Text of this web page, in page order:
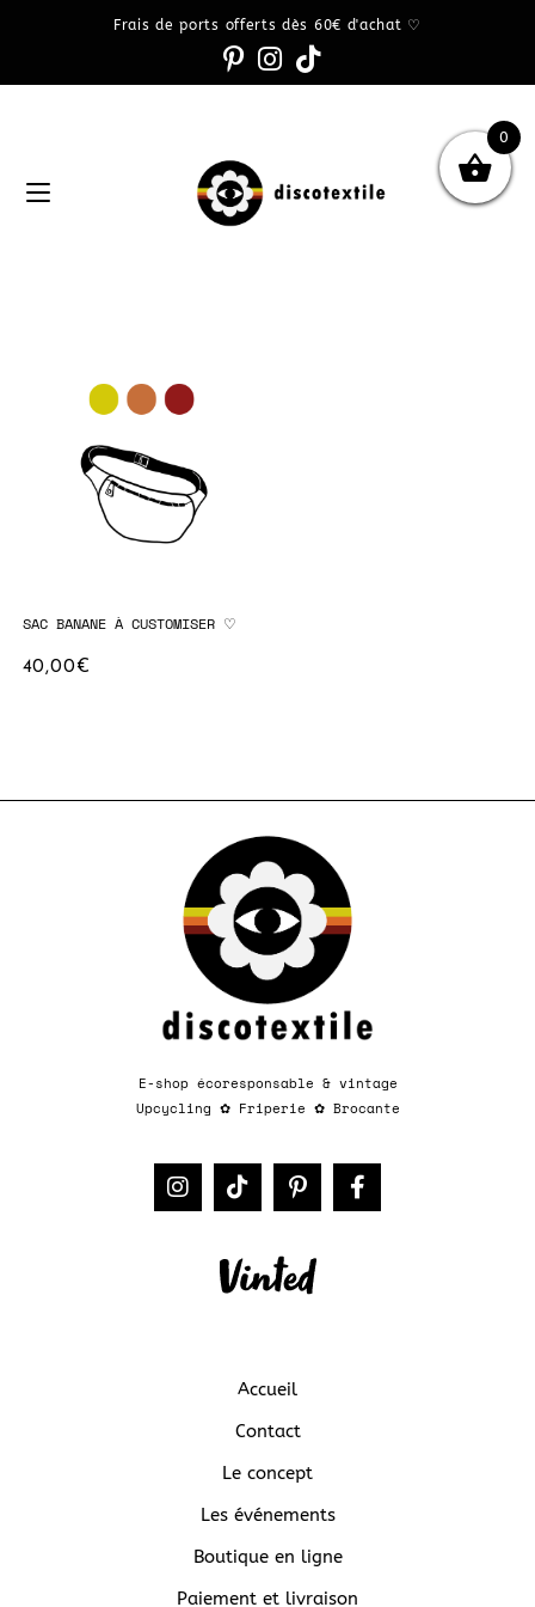
Frais de ports offerts dès 60€ d'achat ♡
SAC BANANE À CUSTOMISER ♡
40,00 €
E-shop écoresponsable & vintage
Upcycling ✿Friperie ✿Brocante​​
Accueil
Contact
Le concept
Les événements
Boutique en ligne
Paiement et livraison
0